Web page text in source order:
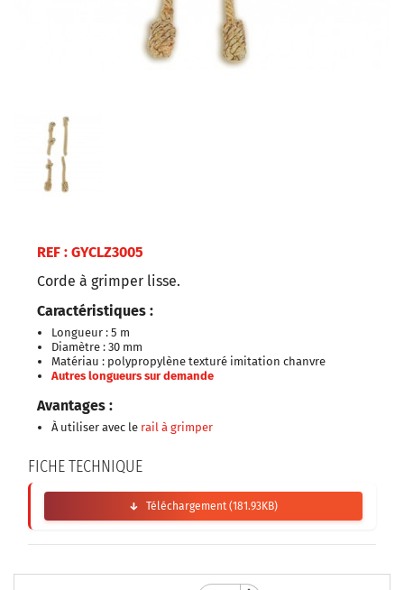
REF : GYCLZ3005
Corde à grimper lisse.
Caractéristiques :
Longueur : 5 m
Diamètre : 30 mm
Matériau : polypropylène texturé imitation chanvre
Autres longueurs sur demande
Avantages :
À utiliser avec le rail à grimper
FICHE TECHNIQUE
Téléchargement (181.93KB)